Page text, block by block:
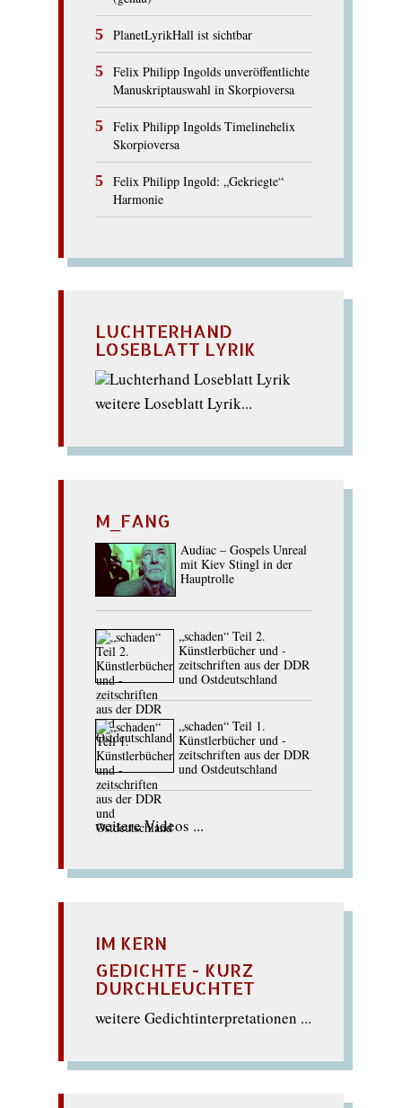
PlanetLyrikHall ist sichtbar
Felix Philipp Ingolds unveröffentlichte
Manuskriptauswahl in Skorpioversa
Felix Philipp Ingolds Timelinehelix
Skorpioversa
Felix Philipp Ingold: „Gekriegte“
Harmonie
LUCHTERHAND
LOSEBLATT LYRIK
weitere Loseblatt Lyrik...
M_FANG
Audiac – Gospels Unreal
mit Kiev Stingl in der
Hauptrolle
„schaden“ Teil 2.
Künstlerbücher und -
zeitschriften aus der DDR
und Ostdeutschland
„schaden“ Teil 1.
Künstlerbücher und -
zeitschriften aus der DDR
und Ostdeutschland
weitere Videos ...
IM KERN
GEDICHTE - KURZ
DURCHLEUCHTET
weitere Gedichtinterpretationen ...